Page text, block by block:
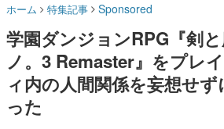
名作ゲームクリエイターの方々
きます。
赫本
この物語を解いてはいけない。
の形をした短編ホラー小説集で
ダム・
プロ野
ホーム 特集記事 Sponsored
学園ダンジョンRPG『剣
ノ。3 Remaster』をプレ
ィ内の人間関係を妄想せ
った